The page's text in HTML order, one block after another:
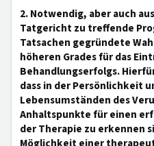
2. Notwendig, aber auch
Tatgericht zu treffende
Tatsachen gegründete
höheren Grades für das
Behandlungserfolgs.
dass in der Persönlichkeit
Lebensumständen des
Anhaltspunkte für einen
der Therapie zu erkennen